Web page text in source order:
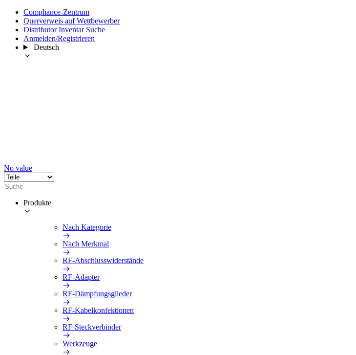
Compliance-Zentrum
Querverweis auf Wettbewerber
Distributor Inventar Suche
Anmelden/Registrieren
Deutsch
No value
Produkte
Nach Kategorie
Nach Merkmal
RF-Abschlusswiderstände
RF-Adapter
RF-Dämpfungsglieder
RF-Kabelkonfektionen
RF-Steckverbinder
Werkzeuge